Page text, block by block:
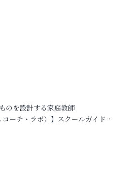
のを設計する家庭教師
ーチ・ラボ）】スクールガイド…